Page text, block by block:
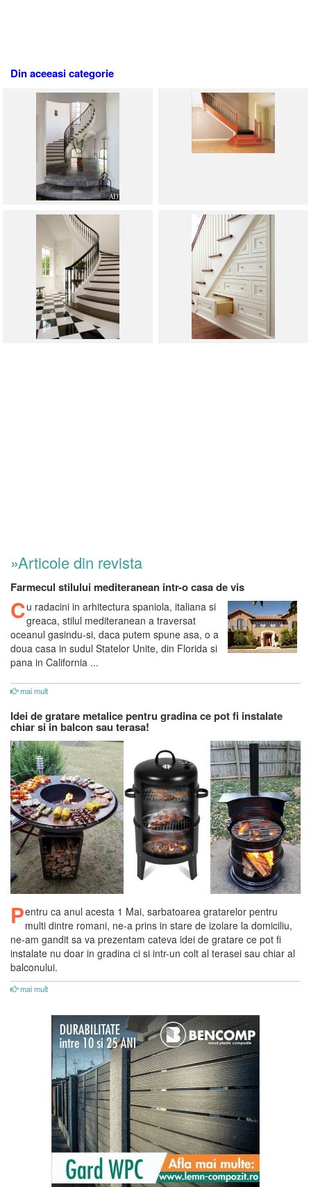
Din aceeasi categorie
»Articole din revista
Farmecul stilului mediteranean intr-o casa de vis
Cu radacini in arhitectura spaniola, italiana si
greaca, stilul mediteranean a traversat
oceanul gasindu-si, daca putem spune asa, o a
doua casa in sudul Statelor Unite, din Florida si
pana in California ...
mai mult
Idei de gratare metalice pentru gradina ce pot fi instalate
chiar si in balcon sau terasa!
Pentru ca anul acesta 1 Mai, sarbatoarea gratarelor pentru
multi dintre romani, ne-a prins in stare de izolare la domiciliu,
ne-am gandit sa va prezentam cateva idei de gratare ce pot fi
instalate nu doar in gradina ci si intr-un colt al terasei sau chiar al
balconului.
mai mult